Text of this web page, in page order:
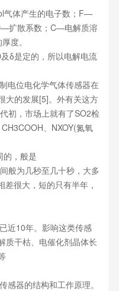
体产生的电子数；F—
扩散系数；C—电解质溶
度。
是定的，所以电解电流
位电化学气体传感器在
大的发展[5]。外有关这方
初，市场上就有了SO2检
、NXOY(氮氧
，般是
般为几秒至几十秒，大多
很大，短的只有半年，
近10年。影响这类传感
质干枯、电催化剂晶体长
器的结构和工作原理。